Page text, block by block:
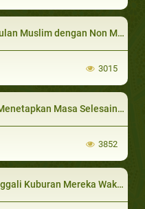
Muslim dengan Non Muslim
3015
Selesainya Haid Agar Dia Dapat Shalat?
3852
Mereka Waktu Masih Hidup